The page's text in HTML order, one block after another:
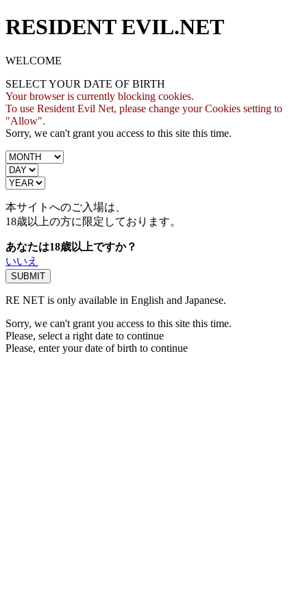
RESIDENT EVIL.NET
WELCOME
SELECT YOUR DATE OF BIRTH
Your browser is currently blocking cookies.
To use Resident Evil Net, please change your Cookies setting to
"Allow".
Sorry, we can't grant you access to this site this time.
本サイトへのご入場は、
18歳以上の方に限定しております。
あなたは18歳以上ですか？
いいえ
RE NET is only available in English and Japanese.
Sorry, we can't grant you access to this site this time.
Please, select a right date to continue
Please, enter your date of birth to continue